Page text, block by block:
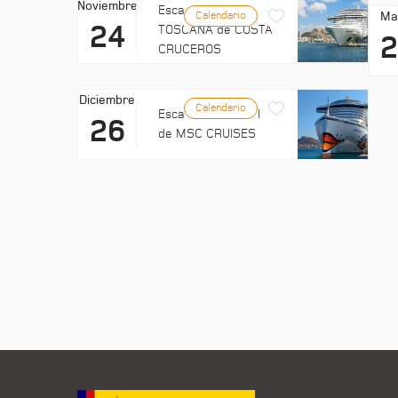
Noviembre
24
Escala: COSTA
TOSCANA de COSTA
CRUCEROS
Calendario
Diciembre
26
Escala: EXPLORA II
de MSC CRUISES
Calendario